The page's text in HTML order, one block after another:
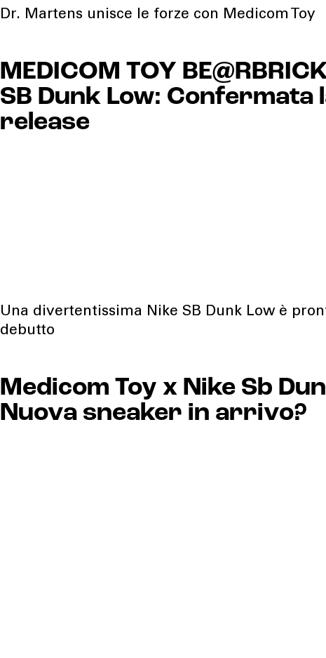
Dr. Martens unisce le forze con Medicom Toy
MEDICOM TOY
SB Dunk Low: Confermata
release
Una divertentissima Nike SB Dunk Low è
debutto
Medicom Toy x Nike Sb
Nuova sneaker in arrivo?